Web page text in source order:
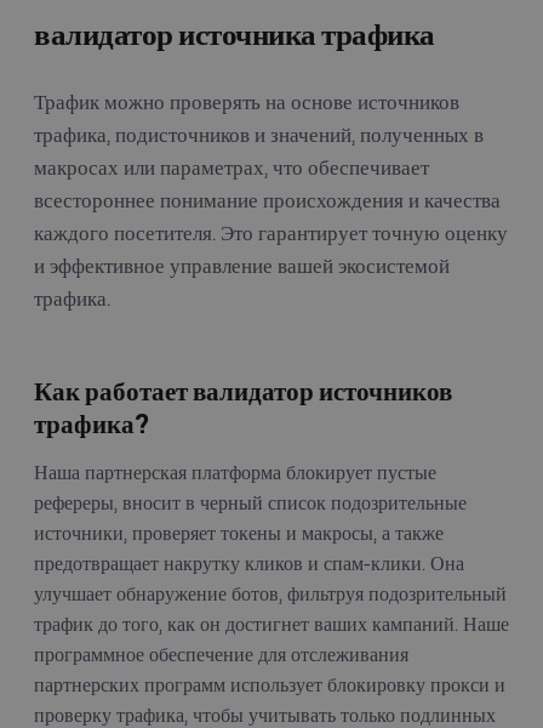
валидатор источника трафика
Трафик можно проверять на основе источников
трафика, подисточников и значений, полученных в
макросах или параметрах, что обеспечивает
всестороннее понимание происхождения и качества
каждого посетителя. Это гарантирует точную оценку
и эффективное управление вашей экосистемой
трафика.
Как работает валидатор источников
трафика?
Наша партнерская платформа блокирует пустые
рефереры, вносит в черный список подозрительные
источники, проверяет токены и макросы, а также
предотвращает накрутку кликов и спам-клики. Она
улучшает обнаружение ботов, фильтруя подозрительный
трафик до того, как он достигнет ваших кампаний. Наше
программное обеспечение для отслеживания
партнерских программ использует блокировку прокси и
проверку трафика, чтобы учитывать только подлинных